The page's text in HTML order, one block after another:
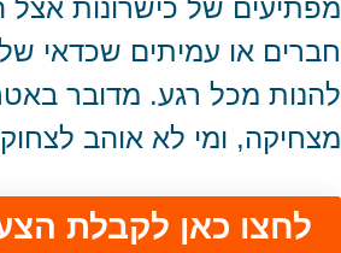
מפתיעים של כישרונות אצל
חברים או עמיתים שכדאי
להנות מכל רגע. מדובר
מצחיקה, ומי לא אוהב
לחצו כאן לקבלת